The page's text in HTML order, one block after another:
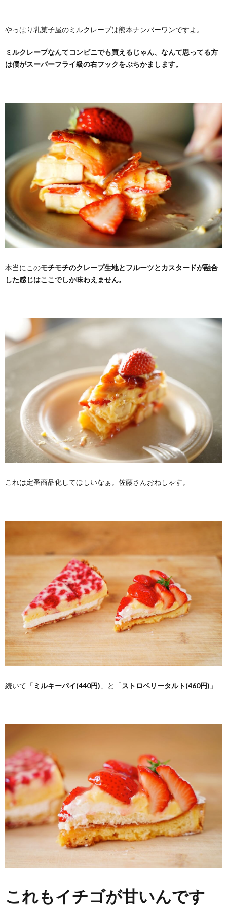
やっぱり乳菓子屋のミルクレープは熊本ナンバーワンですよ。
ミルクレープなんてコンビニでも買えるじゃん、なんて思ってる方
は僕がスーパーフライ級の右フックをぶちかまします。
本当にこのモチモチのクレープ生地とフルーツとカスタードが融合
した感じはここでしか味わえません。
これは定番商品化してほしいなぁ。佐藤さんおねしゃす。
続いて「 ミルキーパイ(440円) 」と「ストロベリータルト(460円) 」
これもイチゴが甘いんです